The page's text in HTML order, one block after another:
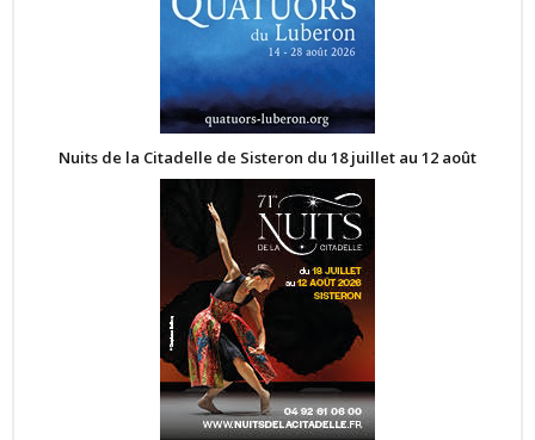
Nuits de la Citadelle de Sisteron du 18 juillet au 12 août